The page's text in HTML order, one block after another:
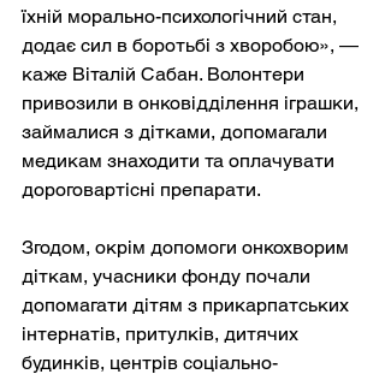
їхній морально-психологічний стан,
додає сил в боротьбі з хворобою», —
каже Віталій Сабан. Волонтери
привозили в онковідділення іграшки,
займалися з дітками, допомагали
медикам знаходити та оплачувати
дороговартісні препарати.
Згодом, окрім допомоги онкохворим
діткам, учасники фонду почали
допомагати дітям з прикарпатських
інтернатів, притулків, дитячих
будинків, центрів соціально-